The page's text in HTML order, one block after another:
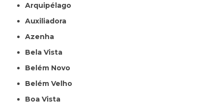
Arquipélago
Auxiliadora
Azenha
Bela Vista
Belém Novo
Belém Velho
Boa Vista